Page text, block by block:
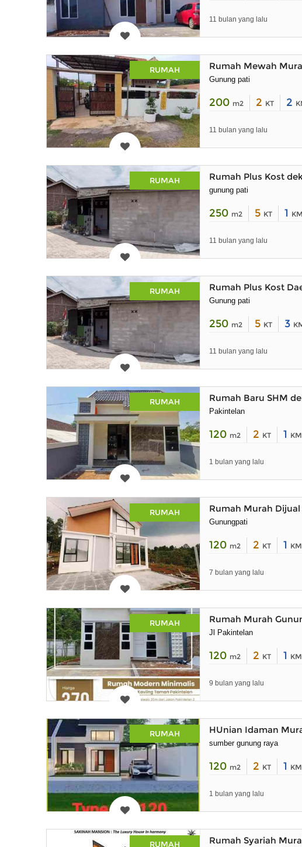
11 bulan yang lalu
RUMAH Rumah Mewah
Gunung pati
200 m2 2 KT 2
11 bulan yang lalu
RUMAH Rumah Plus Kost
gunung pati
250 m2 5 KT 1 KM
11 bulan yang lalu
RUMAH Rumah Plus Kost
Gunung pati
250 m2 5 KT 3
11 bulan yang lalu
RUMAH Rumah Baru SHM
Pakintelan
120 m2 2 KT 1 KM
1 bulan yang lalu
RUMAH Rumah Murah
Gunungpati
120 m2 2 KT 1 KM
7 bulan yang lalu
RUMAH Rumah Murah
Jl Pakintelan
120 m2 2 KT 1 KM
9 bulan yang lalu
RUMAH HUnian Idaman
sumber gunung raya
120 m2 2 KT 1 KM
1 bulan yang lalu
RUMAH Rumah Syariah